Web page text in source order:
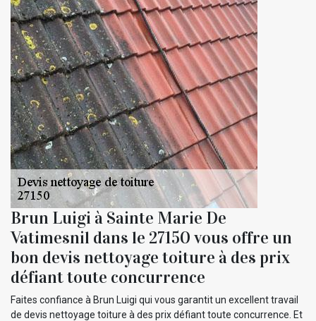
Brun Luigi à Sainte Marie De
Vatimesnil dans le 27150 vous offre un
bon devis nettoyage toiture à des prix
défiant toute concurrence
Faites confiance à Brun Luigi qui vous garantit un excellent travail
de devis nettoyage toiture à des prix défiant toute concurrence. Et